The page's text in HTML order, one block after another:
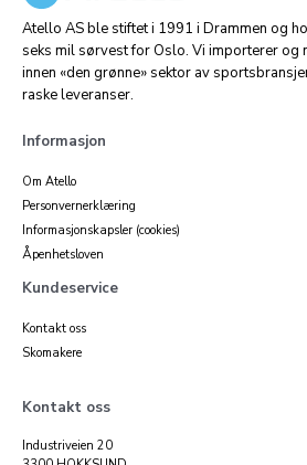
Atello AS ble stiftet i 1991 i Drammen og
seks mil sørvest for Oslo. Vi importerer og
innen «den grønne» sektor av
raske leveranser.
Informasjon
Om Atello
Personvernerklæring
Informasjonskapsler (cookies)
Åpenhetsloven
Kundeservice
Kontakt oss
Skomakere
Kontakt oss
Industriveien 20